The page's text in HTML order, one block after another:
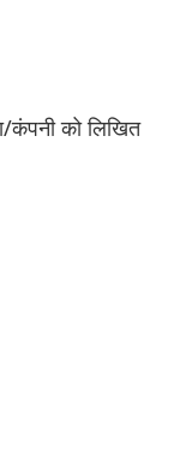
कंपनी को लिखित